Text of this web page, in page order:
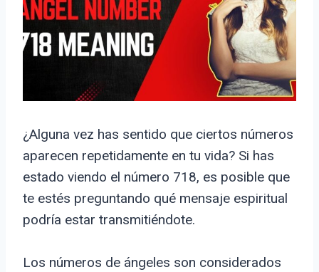
¿Alguna vez has sentido que ciertos números
aparecen repetidamente en tu vida? Si has
estado viendo el número 718, es posible que
te estés preguntando qué mensaje espiritual
podría estar transmitiéndote.
Los números de ángeles son considerados